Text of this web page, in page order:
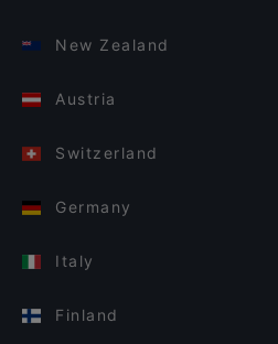
New Zealand
Austria
Switzerland
Germany
Italy
Finland